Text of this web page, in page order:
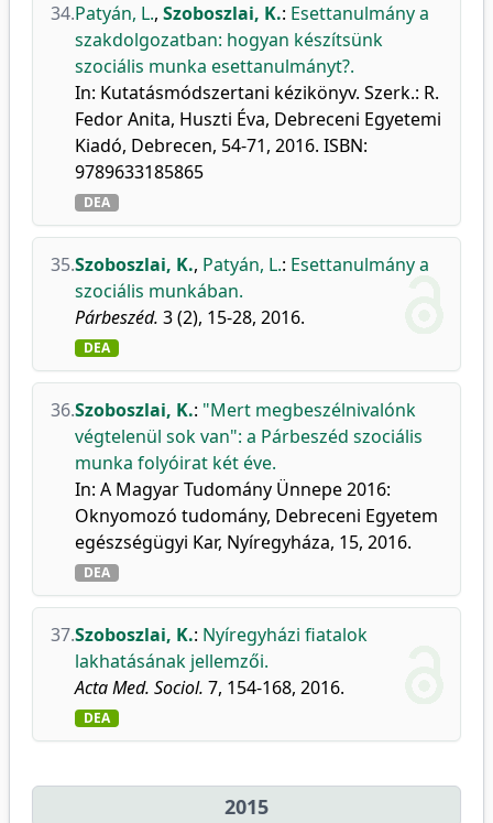
34.Patyán, L., Szoboszlai, K.: Esettanulmány a
szakdolgozatban: hogyan készítsünk
szociális munka esettanulmányt?.
In: Kutatásmódszertani kézikönyv. Szerk.: R.
Fedor Anita, Huszti Éva, Debreceni Egyetemi
Kiadó, Debrecen, 54-71, 2016. ISBN:
9789633185865
DEA
35.Szoboszlai, K., Patyán, L.: Esettanulmány a
szociális munkában.
Párbeszéd. 3 (2), 15-28, 2016.
DEA
36.Szoboszlai, K.: "Mert megbeszélnivalónk
végtelenül sok van": a Párbeszéd szociális
munka folyóirat két éve.
In: A Magyar Tudomány Ünnepe 2016:
Oknyomozó tudomány, Debreceni Egyetem
egészségügyi Kar, Nyíregyháza, 15, 2016.
DEA
37.Szoboszlai, K.: Nyíregyházi fiatalok
lakhatásának jellemzői.
Acta Med. Sociol. 7, 154-168, 2016.
DEA
2015